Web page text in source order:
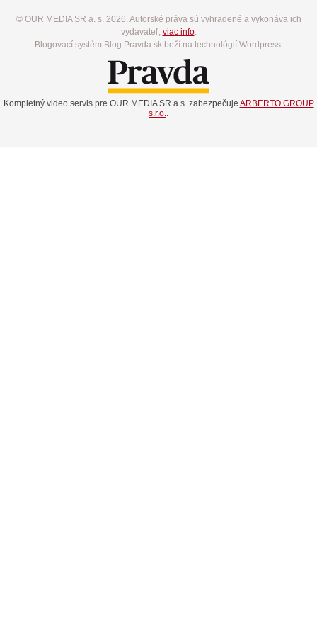
© OUR MEDIA SR a. s. 2026. Autorské práva sú vyhradené a vykonáva ich
vydavateľ, viac info.
Blogovací systém Blog.Pravda.sk beží na technológií Wordpress.
Kompletný video servis pre OUR MEDIA SR a.s. zabezpečuje ARBERTO GROUP
s.r.o..